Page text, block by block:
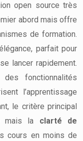
open source très
abord mais offre
de formation.
parfait pour
lancer rapidement.
fonctionnalités
l’apprentissage
le critère principal
mais la clarté de
cours en moins de